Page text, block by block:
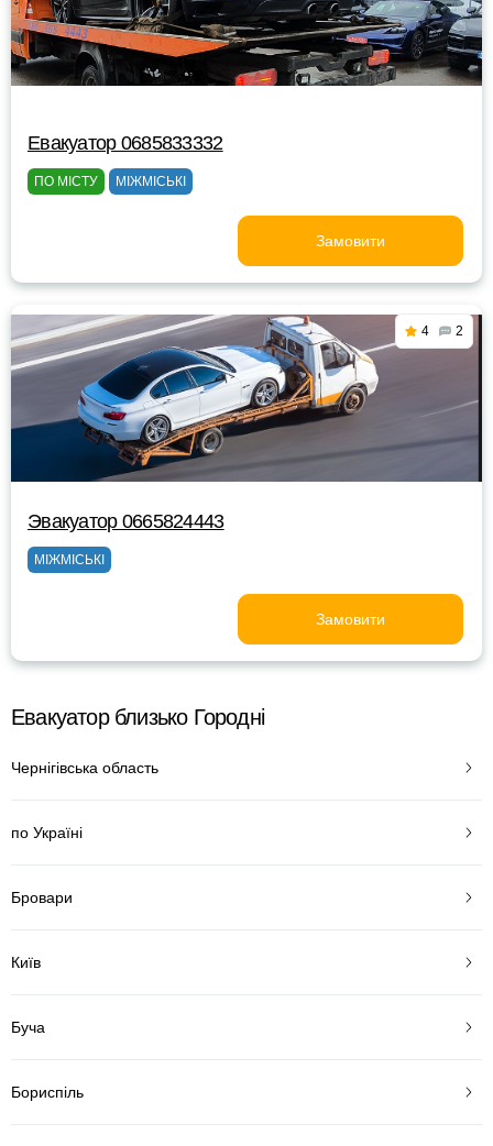
Евакуатор 0685833332
ПО МІСТУ МІЖМІСЬКІ
Замовити
4 2
Эвакуатор 0665824443
МІЖМІСЬКІ
Замовити
Евакуатор близько Городні
Чернігівська область
по Україні
Бровари
Київ
Буча
Бориспіль